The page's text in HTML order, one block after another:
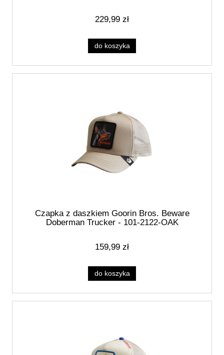
229,99 zł
do koszyka
Czapka z daszkiem Goorin Bros. Beware
Doberman Trucker - 101-2122-OAK
159,99 zł
do koszyka